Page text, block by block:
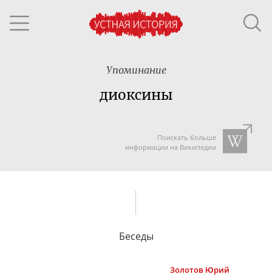
Упоминание
диоксины
Поискать больше
информации на Википедии
Беседы
Золотов Юрий